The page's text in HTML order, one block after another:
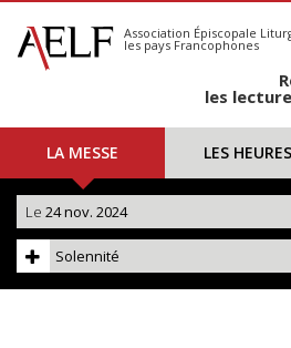
S'abonner
Calendrier
Association Épiscopale
les pays Francophones
les
LA MESSE LES HEURES
Le 24 nov. 2024
Solennité